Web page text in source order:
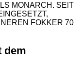
MONARCH. SEIT 2
N
FOKKER 70 G
dem